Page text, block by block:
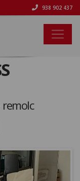
938 902 437